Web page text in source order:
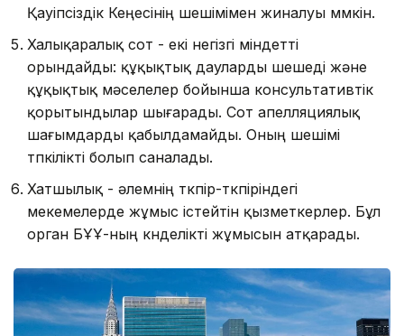
Қауіпсіздік Кеңесінің шешімімен жиналуы мүмкін.
Халықаралық сот - екі негізгі міндетті
орындайды: құқықтық дауларды шешеді және
құқықтық мәселелер бойынша консультативтік
қорытындылар шығарады. Сот апелляциялық
шағымдарды қабылдамайды. Оның шешімі
түпкілікті болып саналады.
Хатшылық - әлемнің түкпір-түкпіріндегі
мекемелерде жұмыс істейтін қызметкерлер. Бұл
орган БҰҰ-ның күнделікті жұмысын атқарады.